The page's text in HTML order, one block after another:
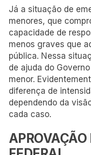
Já a situação de
menores, que
capacidade de
menos graves que
pública. Nessa
de ajuda do
menor.
diferença de
dependendo da
cada caso.
APROVAÇÃO